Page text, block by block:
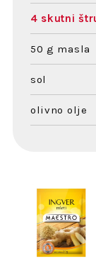
4 skutni
50 g masla
sol
olivno olje